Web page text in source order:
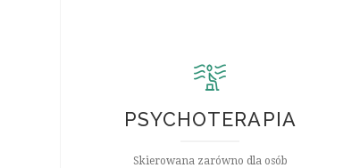
PSYCHOTERAPIA
Skierowana zarówno dla osób